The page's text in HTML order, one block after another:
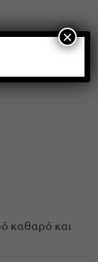
καθαρό και
×